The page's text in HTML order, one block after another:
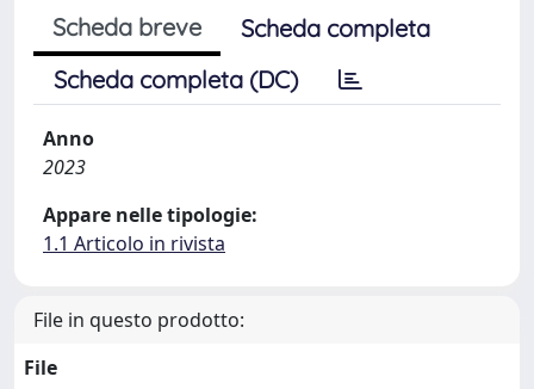
Scheda breve
Scheda completa
Scheda completa (DC)
Anno
2023
Appare nelle tipologie:
1.1 Articolo in rivista
File in questo prodotto:
File